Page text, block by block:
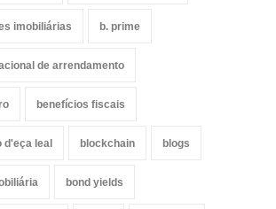
imobiliárias b. prime
de arrendamento
benefícios fiscais
d'eça leal blockchain blogs
bond yields